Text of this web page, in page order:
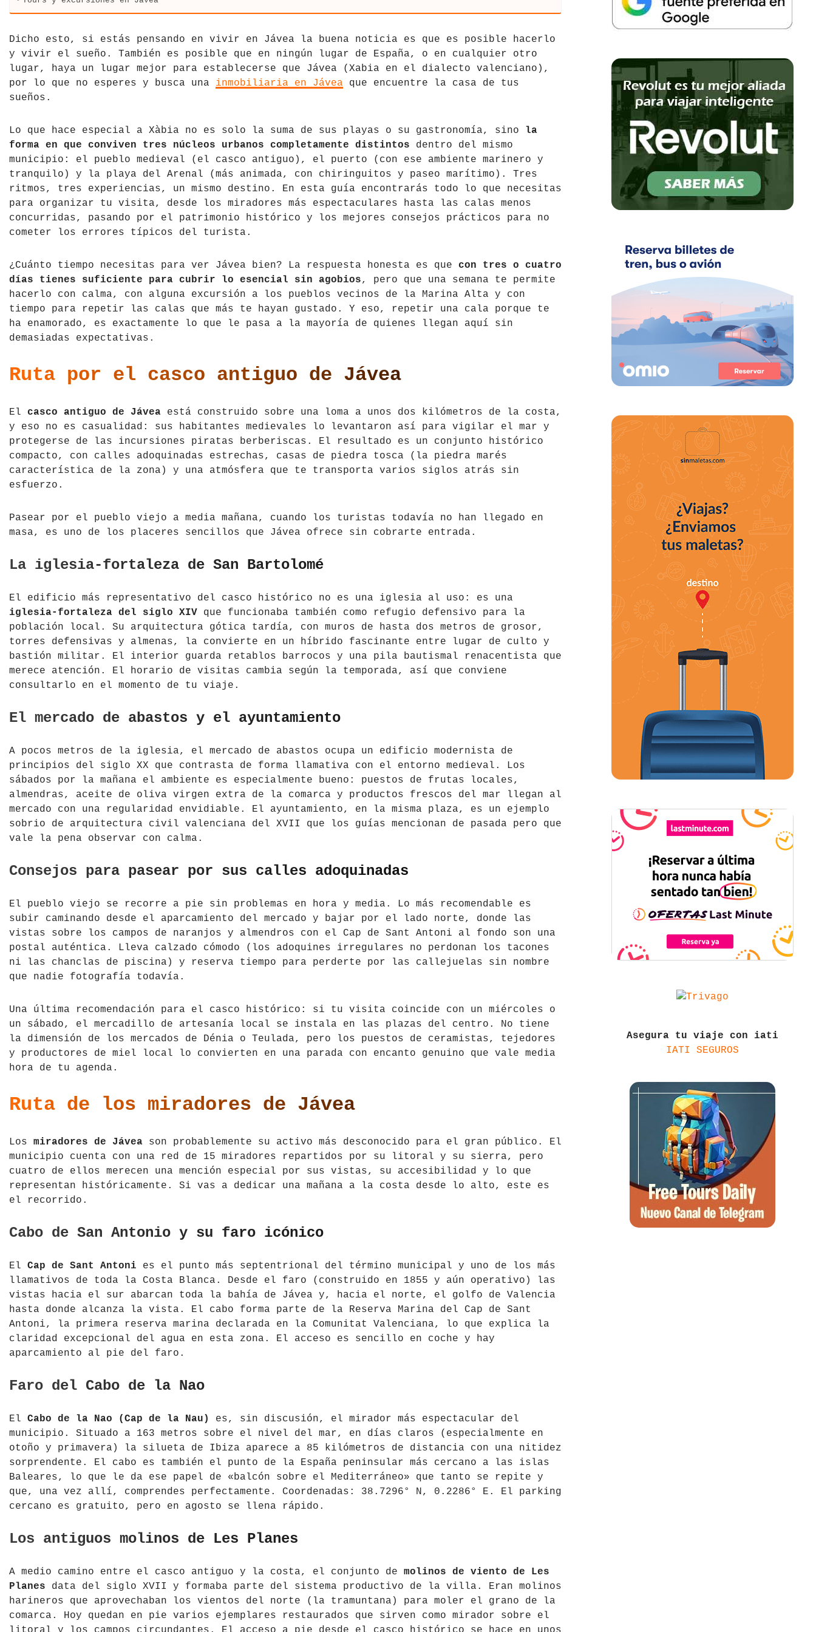
Tíbet
Vietnam
Irlanda
Islandia
Italia
Letonia
Liechtenstein
Macedonia del Norte
Noruega
País de Gales
Portugal
Polonia
República Checa
Rusia
Suecia
Turquía
Ucrania
Dicho esto, si estás pensando en vivir en Jávea la buena noticia es que es posible hacerlo
y vivir el sueño. También es posible que en ningún lugar de España, o en cualquier otro
lugar, haya un lugar mejor para establecerse que Jávea (Xabia en el dialecto valenciano),
por lo que no esperes y busca una inmobiliaria en Jávea que encuentre la casa de tus
sueños.
Lo que hace especial a Xàbia no es solo la suma de sus playas o su gastronomía, sino
la
forma en que conviven tres núcleos urbanos completamente distintos dentro del mismo
municipio: el pueblo medieval (el casco antiguo), el puerto (con ese ambiente marinero y
tranquilo) y la playa del Arenal (más animada, con chiringuitos y paseo marítimo). Tres
ritmos, tres experiencias, un mismo destino. En esta guía encontrarás todo lo que necesitas
para organizar tu visita, desde los miradores más espectaculares hasta las calas menos
concurridas, pasando por el patrimonio histórico y los mejores consejos prácticos para no
cometer los errores típicos del turista.
¿Cuánto tiempo necesitas para ver Jávea bien? La respuesta honesta es que con tres o cuatro
días tienes suficiente para cubrir lo esencial sin agobios, pero que una semana te permite
hacerlo con calma, con alguna excursión a los pueblos vecinos de la Marina Alta y con
tiempo para repetir las calas que más te hayan gustado. Y eso, repetir una cala porque te
ha enamorado, es exactamente lo que le pasa a la mayoría de quienes llegan aquí sin
demasiadas expectativas.
Ruta por el casco antiguo de Jávea
El casco antiguo de Jávea está construido sobre una loma a unos dos kilómetros de la costa,
y eso no es casualidad: sus habitantes medievales lo levantaron así para vigilar el mar y
protegerse de las incursiones piratas berberiscas. El resultado es un conjunto histórico
compacto, con calles adoquinadas estrechas, casas de piedra tosca (la piedra marés
característica de la zona) y una atmósfera que te transporta varios siglos atrás sin
esfuerzo.
Pasear por el pueblo viejo a media mañana, cuando los turistas todavía no han llegado en
masa, es uno de los placeres sencillos que Jávea ofrece sin cobrarte entrada.
La iglesia-fortaleza de San Bartolomé
El edificio más representativo del casco histórico no es una iglesia al uso: es una
iglesia-fortaleza del siglo XIV que funcionaba también como refugio defensivo para la
población local. Su arquitectura gótica tardía, con muros de hasta dos metros de grosor,
torres defensivas y almenas, la convierte en un híbrido fascinante entre lugar de culto y
bastión militar. El interior guarda retablos barrocos y una pila bautismal renacentista que
merece atención. El horario de visitas cambia según la temporada, así que conviene
consultarlo en el momento de tu viaje.
El mercado de abastos y el ayuntamiento
A pocos metros de la iglesia, el mercado de abastos ocupa un edificio modernista de
principios del siglo XX que contrasta de forma llamativa con el entorno medieval. Los
sábados por la mañana el ambiente es especialmente bueno: puestos de frutas locales,
almendras, aceite de oliva virgen extra de la comarca y productos frescos del mar llegan al
mercado con una regularidad envidiable. El ayuntamiento, en la misma plaza, es un ejemplo
sobrio de arquitectura civil valenciana del XVII que los guías mencionan de pasada pero que
vale la pena observar con calma.
Consejos para pasear por sus calles adoquinadas
El pueblo viejo se recorre a pie sin problemas en hora y media. Lo más recomendable es
subir caminando desde el aparcamiento del mercado y bajar por el lado norte, donde las
vistas sobre los campos de naranjos y almendros con el Cap de Sant Antoni al fondo son una
postal auténtica. Lleva calzado cómodo (los adoquines irregulares no perdonan los tacones
ni las chanclas de piscina) y reserva tiempo para perderte por las callejuelas sin nombre
que nadie fotografía todavía.
Una última recomendación para el casco histórico: si tu visita coincide con un miércoles o
un sábado, el mercadillo de artesanía local se instala en las plazas del centro. No tiene
la dimensión de los mercados de Dénia o Teulada, pero los puestos de ceramistas, tejedores
y productores de miel local lo convierten en una parada con encanto genuino que vale media
hora de tu agenda.
Ruta de los miradores de Jávea
Los miradores de Jávea son probablemente su activo más desconocido para el gran público. El
municipio cuenta con una red de 15 miradores repartidos por su litoral y su sierra, pero
cuatro de ellos merecen una mención especial por sus vistas, su accesibilidad y lo que
representan históricamente. Si vas a dedicar una mañana a la costa desde lo alto, este es
el recorrido.
Cabo de San Antonio y su faro icónico
El Cap de Sant Antoni es el punto más septentrional del término municipal y uno de los más
llamativos de toda la Costa Blanca. Desde el faro (construido en 1855 y aún operativo) las
vistas hacia el sur abarcan toda la bahía de Jávea y, hacia el norte, el golfo de Valencia
hasta donde alcanza la vista. El cabo forma parte de la Reserva Marina del Cap de Sant
Antoni, la primera reserva marina declarada en la Comunitat Valenciana, lo que explica la
claridad excepcional del agua en esta zona. El acceso es sencillo en coche y hay
aparcamiento al pie del faro.
Faro del Cabo de la Nao
El Cabo de la Nao (Cap de la Nau)
es, sin discusión, el mirador más espectacular del
municipio. Situado a 163 metros sobre el nivel del mar, en días claros (especialmente en
otoño y primavera) la silueta de Ibiza aparece a 85 kilómetros de distancia con una nitidez
sorprendente. El cabo es también el punto de la España peninsular más cercano a las islas
Baleares, lo que le da ese papel de «balcón sobre el Mediterráneo» que tanto se repite y
que, una vez allí, comprendes perfectamente. Coordenadas: 38.7296° N, 0.2286° E. El parking
cercano es gratuito, pero en agosto se llena rápido.
Los antiguos molinos de Les Planes
A medio camino entre el casco antiguo y la costa, el conjunto de molinos de viento de Les
Planes data del siglo XVII y formaba parte del sistema productivo de la villa. Eran molinos
harineros que aprovechaban los vientos del norte (la tramuntana) para moler el grano de la
comarca. Hoy quedan en pie varios ejemplares restaurados que sirven como mirador sobre el
Asegura tu viaje con iati
IATI SEGUROS